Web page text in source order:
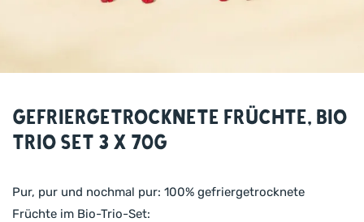
Gefriergetrocknete Früchte, BIO
Trio Set 3 x 70g
Pur, pur und nochmal pur: 100% gefriergetrocknete
Früchte im Bio-Trio-Set: